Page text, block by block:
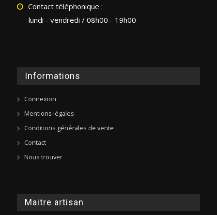
Contact téléphonique :
lundi - vendredi / 08h00 - 19h00
Informations
Connexion
Mentions légales
Conditions générales de vente
Contact
Nous trouver
Maitre artisan